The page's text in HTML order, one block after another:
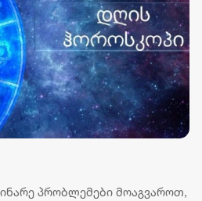
პრობლემები მოაგვაროთ,